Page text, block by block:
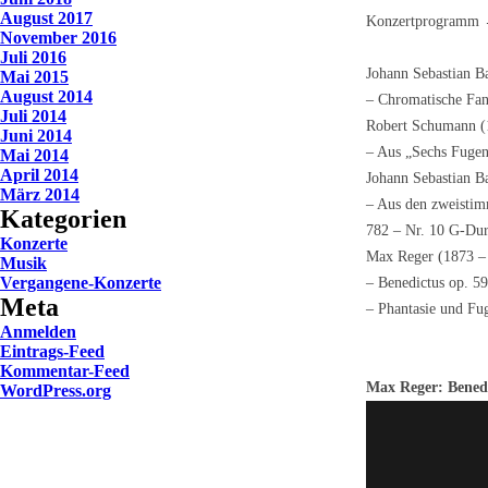
Johann Sebastian
– Chromatische
Robert Schumann
– Aus „Sechs
Johann Sebastian
– Aus den
782 – Nr. 10 G-
Max Reger (1873
– Benedictus op.
– Phantasie und
Max Reger:
August 2017
November 2016
Juli 2016
Mai 2015
August 2014
Juli 2014
Juni 2014
Mai 2014
April 2014
März 2014
Kategorien
Konzerte
Musik
Vergangene-Konzerte
Meta
Anmelden
Eintrags-Feed
Kommentar-Feed
WordPress.org